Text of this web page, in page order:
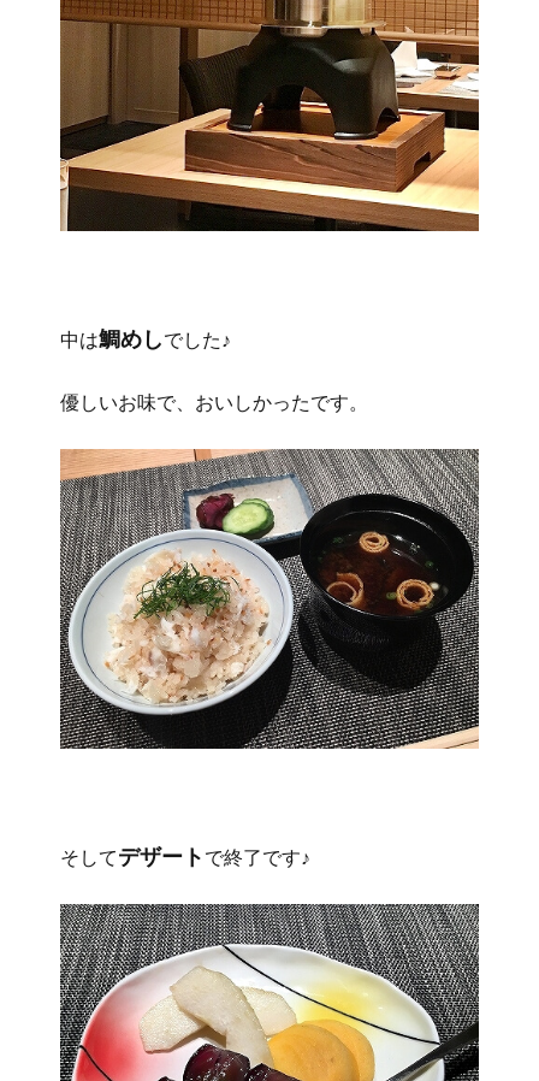
中は鯛めしでした♪
優しいお味で、おいしかったです。
そしてデザート で終了です♪